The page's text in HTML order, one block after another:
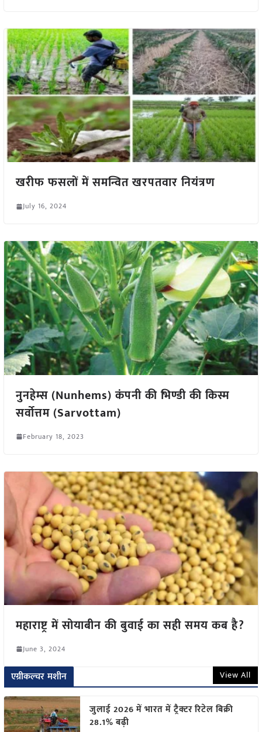
खरीफ फसलों में समन्वित खरपतवार नियंत्रण
July 16, 2024
नुनहेम्स (Nunhems) कंपनी की भिण्डी की किस्म
सर्वोत्तम (Sarvottam)
February 18, 2023
महाराष्ट्र में सोयाबीन की बुवाई का सही समय कब है?
June 3, 2024
एग्रीकल्चर मशीन View All
जुलाई 2026 में भारत में ट्रैक्टर रिटेल बिक्री
28.1% बढ़ी